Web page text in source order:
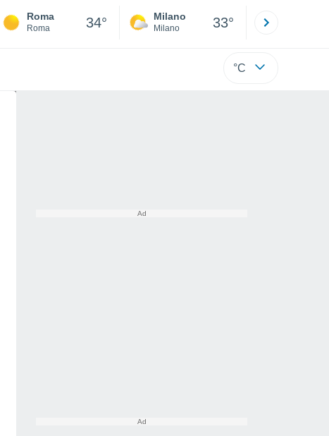
Roma
Roma 34° Milano
Milano 33°
°C